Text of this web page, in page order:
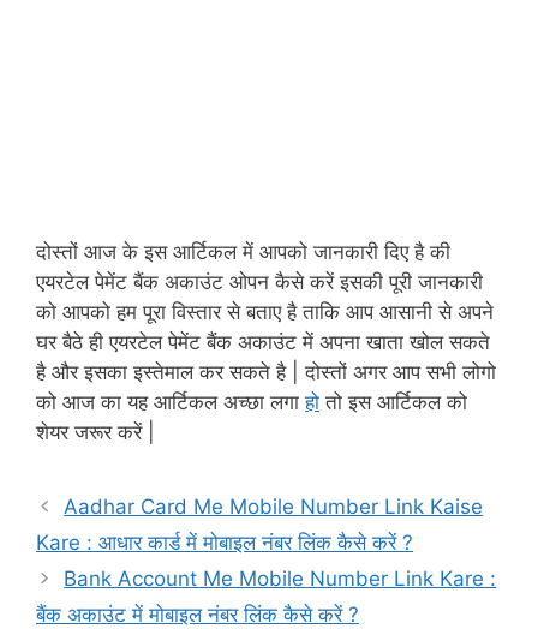
दोस्तों आज के इस आर्टिकल में आपको जानकारी दिए है की
एयरटेल पेमेंट बैंक अकाउंट ओपन कैसे करें इसकी पूरी जानकारी
को आपको हम पूरा विस्तार से बताए है ताकि आप आसानी से अपने
घर बैठे ही एयरटेल पेमेंट बैंक अकाउंट में अपना खाता खोल सकते
है और इसका इस्तेमाल कर सकते है | दोस्तों अगर आप सभी लोगो
को आज का यह आर्टिकल अच्छा लगाहो तो इस आर्टिकल को
शेयर जरूर करें |
Aadhar Card Me Mobile Number Link Kaise
Kare : आधार कार्ड में मोबाइल नंबर लिंक कैसे करें ?
Bank Account Me Mobile Number Link Kare :
बैंक अकाउंट में मोबाइल नंबर लिंक कैसे करें ?